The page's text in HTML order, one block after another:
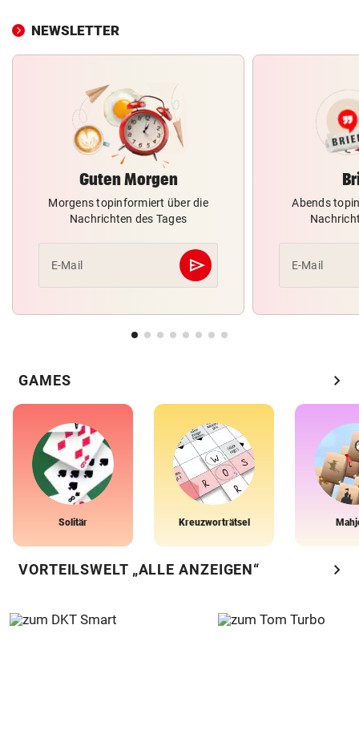
NEWSLETTER
Guten Morgen
Morgens topinformiert über die
Nachrichten des Tages
E-Mail send
Abschicken
Abends
E-Mail
GAMES chevron_right
Solitär Kreuzworträtsel
VORTEILSWELT „ALLE ANZEIGEN“ chevron_right